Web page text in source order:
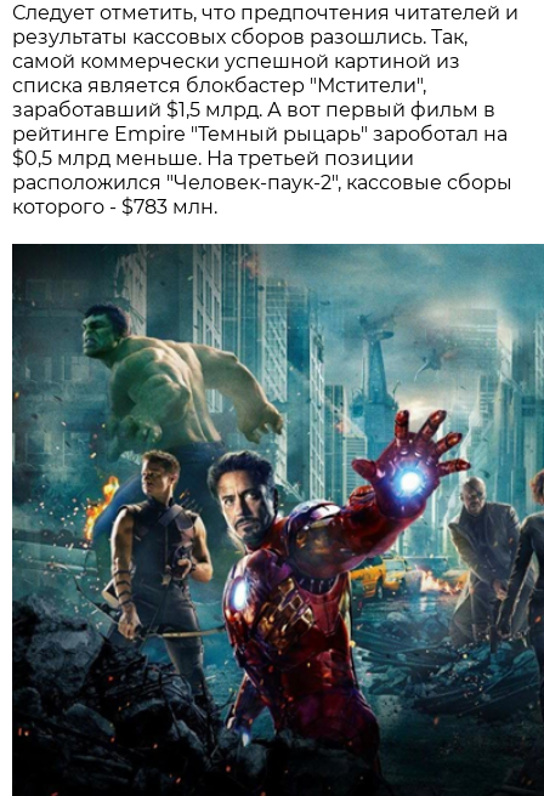
Следует отметить, что предпочтения читателей и
результаты кассовых сборов разошлись. Так,
самой коммерчески успешной картиной из
списка является блокбастер "Мстители",
заработавший $1,5 млрд. А вот первый фильм в
рейтинге Empire "Темный рыцарь" зароботал на
$0,5 млрд меньше. На третьей позиции
расположился "Человек-паук-2", кассовые сборы
которого - $783 млн.